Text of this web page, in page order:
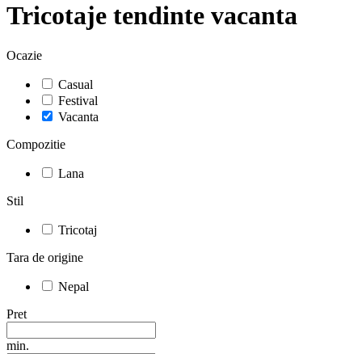
Tricotaje tendinte vacanta
Ocazie
Casual
Festival
Vacanta
Compozitie
Lana
Stil
Tricotaj
Tara de origine
Nepal
Pret
min.